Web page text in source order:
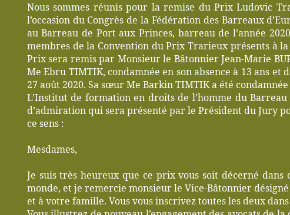
Nous sommes réunis pour la remise du Prix Ludovic
l’occasion du Congrès de la Fédération des Barreaux
au Barreau de Port aux Princes, barreau de l’année
membres de la Convention du Prix Trarieux présents à
Prix sera remis par Monsieur le Bâtonnier Jean-Marie
Me Ebru TIMTIK, condamnée en son absence à 13 ans
27 août 2020. Sa sœur Me Barkin TIMTIK a été
L’Institut de formation en droits de l’homme du
d’admiration qui sera présenté par le Président du Jury
ce sens :
Mesdames,
Je suis très heureux que ce prix vous soit décerné
monde, et je remercie monsieur le Vice-Bâtonnier
et à votre famille. Vous vous inscrivez toutes les deux